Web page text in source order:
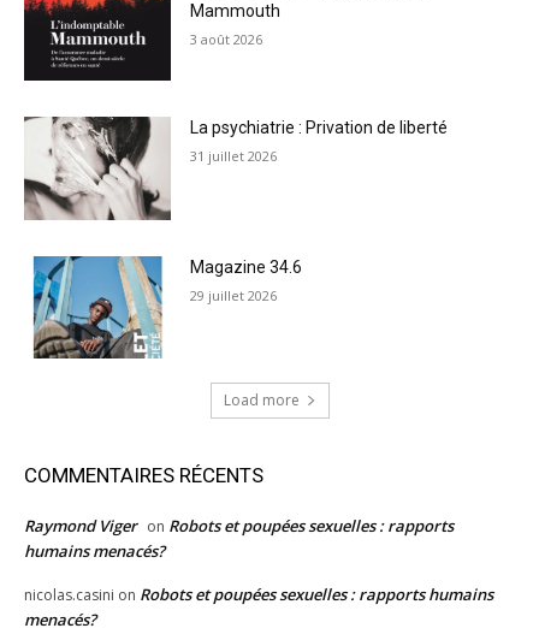
Mammouth
3 août 2026
La psychiatrie : Privation de liberté
31 juillet 2026
Magazine 34.6
29 juillet 2026
Load more
COMMENTAIRES RÉCENTS
Raymond Viger on Robots et poupées sexuelles : rapports
humains menacés?
nicolas.casini on Robots et poupées sexuelles : rapports humains
menacés?